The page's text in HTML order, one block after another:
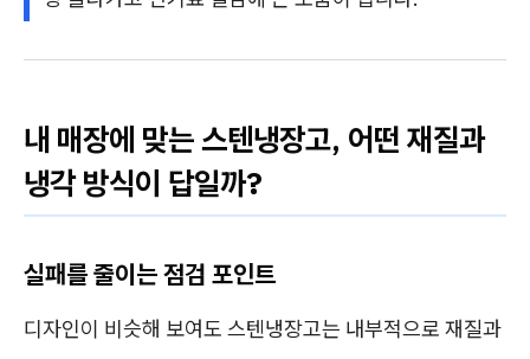
내 매장에 맞는 스텐냉장고, 어떤 재질과
냉각 방식이 답일까?
실패를 줄이는 점검 포인트
디자인이 비슷해 보여도 스텐냉장고는 내부적으로 재질과